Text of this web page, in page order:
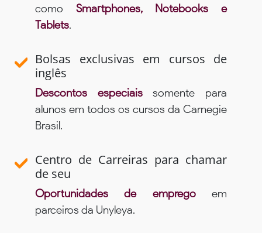
como Smartphones, Notebooks e
Tablets.
Bolsas exclusivas em cursos de
inglês
Descontos especiaissomente para
alunos em todos os cursos da Carnegie
Brasil.
Centro de Carreiras para chamar
de seu
Oportunidades de empregoem
parceiros da Unyleya.